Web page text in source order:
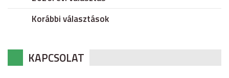
Korábbi választások
KAPCSOLAT